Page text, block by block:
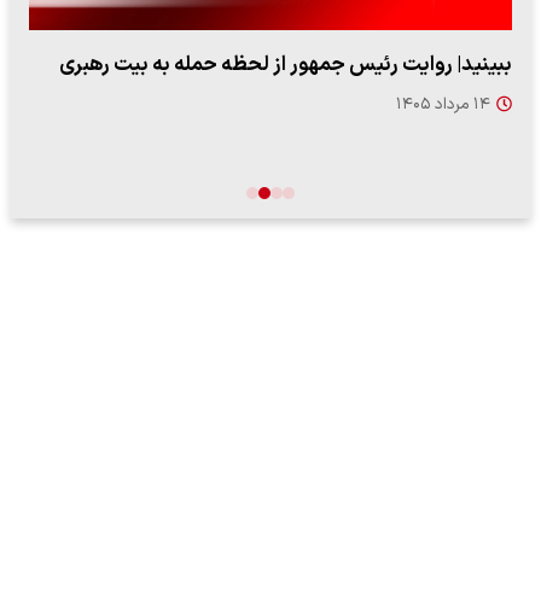
ببینید| روایت رئیس جمهور از لحظه حمله به بیت رهبری
۱۴ مرداد ۱۴۰۵